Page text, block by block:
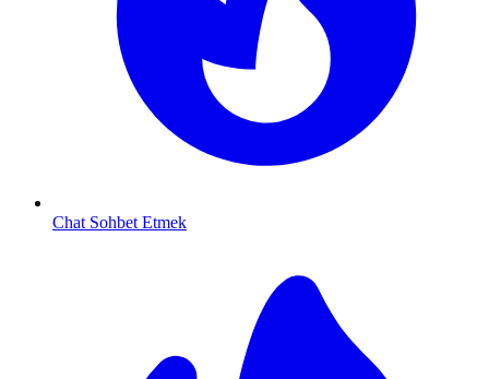
Chat Sohbet Etmek